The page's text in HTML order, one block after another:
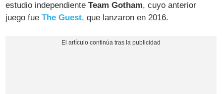
estudio independienteTeam Gotham, cuyo anterior
juego fueThe Guest, que lanzaron en 2016.